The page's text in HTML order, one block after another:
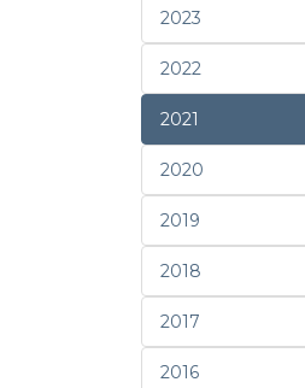
2023
2022
2021
2020
2019
2018
2017
2016